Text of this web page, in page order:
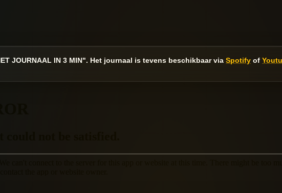
JOURNAAL IN 3 MIN". Het journaal is tevens beschikbaar via Spotify of